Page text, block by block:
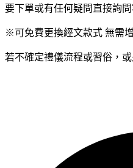
要下單或有任何疑問直接詢問
※可免費更換經文款式 無需
若不確定禮儀流程或習俗，